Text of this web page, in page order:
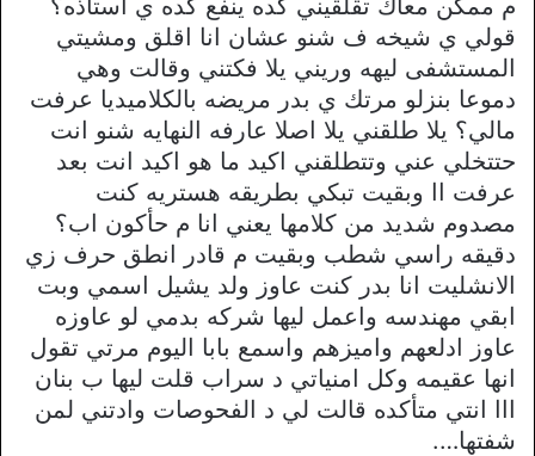
قولي ي شيخه ف شنو عشان انا اقلق ومشيتي
المستشفى ليهه وريني يلا فكتني وقالت وهي
دموعا بنزلو مرتك ي بدر مريضه بالكلاميديا عرفت
مالي؟ يلا طلقني يلا اصلا عارفه النهايه شنو انت
حتتخلي عني وتتطلقني اكيد ما هو اكيد انت بعد
عرفت اا وبقيت تبكي بطريقه هستريه كنت
مصدوم شديد من كلامها يعني انا م حأكون اب؟
دقيقه راسي شطب وبقيت م قادر انطق حرف زي
الانشليت انا بدر كنت عاوز ولد يشيل اسمي وبت
ابقي مهندسه واعمل ليها شركه بدمي لو عاوزه
عاوز ادلعهم واميزهم واسمع بابا اليوم مرتي تقول
انها عقيمه وكل امنياتي د سراب قلت ليها ب بنان
ااا انتي متأكده قالت لي د الفحوصات وادتني لمن
شفتها….